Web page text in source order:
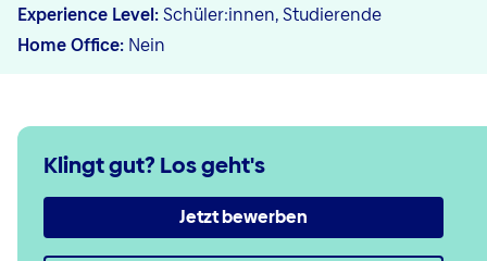
Experience LevelSchüler:innen, Studierende
Home Office Nein
Klingt gut? Los geht's
Jetzt bewerben